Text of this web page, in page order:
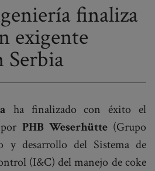
finaliza
exigente
Serbia
ha finalizado con éxito el
PHB Weserhütte(Grupo
y desarrollo del Sistema de
(I&C) del manejo de coke